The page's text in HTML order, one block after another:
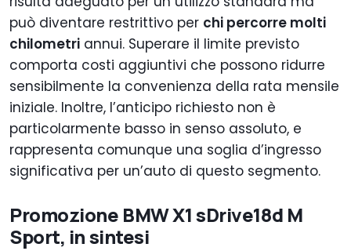
può diventare restrittivo per chi percorre molti
chilometri annui. Superare il limite previsto
comporta costi aggiuntivi che possono ridurre
sensibilmente la convenienza della rata mensile
iniziale. Inoltre, l’anticipo richiesto non è
particolarmente basso in senso assoluto, e
rappresenta comunque una soglia d’ingresso
significativa per un’auto di questo segmento.
Promozione BMW X1 sDrive18d M
Sport, in sintesi